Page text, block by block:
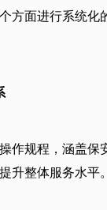
方面进行系统
作规程，涵盖
升整体服务水平。